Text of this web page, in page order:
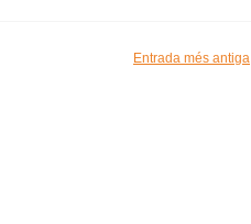
Entrada més antiga